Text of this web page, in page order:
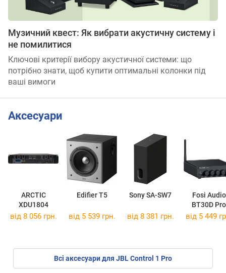
Музичний квест: Як вибрати акустичну систему і
не помилитися
Ключові критерії вибору акустичної системи: що
потрібно знати, щоб купити оптимальні колонки під
ваші вимоги
Аксесуари
ARCTIC
XDU1804
Edifier T5 Sony SA-SW7
Fosi Audio
BT30D Pro
від 8 056 грн. від 5 539 грн. від 8 381 грн. від 5 449
Всі аксесуари для JBL Control 1 Pro